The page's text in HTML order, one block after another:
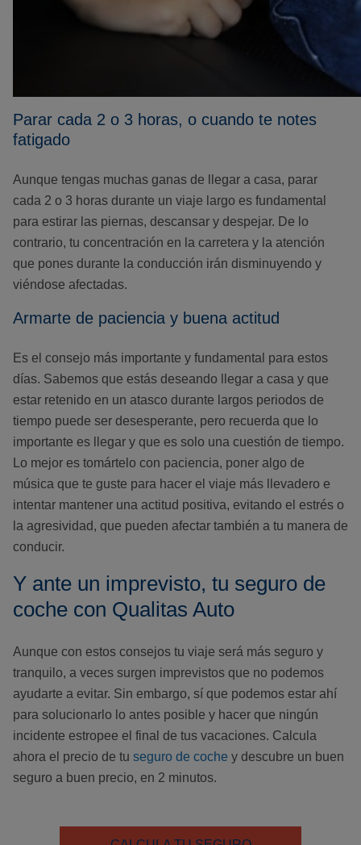
Parar cada 2 o 3 horas, o cuando te notes
fatigado
Aunque tengas muchas ganas de llegar a casa, parar
cada 2 o 3 horas durante un viaje largo es fundamental
para estirar las piernas, descansar y despejar. De lo
contrario, tu concentración en la carretera y la atención
que pones durante la conducción irán disminuyendo y
viéndose afectadas.
Armarte de paciencia y buena actitud
Es el consejo más importante y fundamental para estos
días. Sabemos que estás deseando llegar a casa y que
estar retenido en un atasco durante largos periodos de
tiempo puede ser desesperante, pero recuerda que lo
importante es llegar y que es solo una cuestión de tiempo.
Lo mejor es tomártelo con paciencia, poner algo de
música que te guste para hacer el viaje más llevadero e
intentar mantener una actitud positiva, evitando el estrés o
la agresividad, que pueden afectar también a tu manera de
conducir.
Y ante un imprevisto, tu seguro de
coche con Qualitas Auto
Aunque con estos consejos tu viaje será más seguro y
tranquilo, a veces surgen imprevistos que no podemos
ayudarte a evitar. Sin embargo, sí que podemos estar ahí
para solucionarlo lo antes posible y hacer que ningún
incidente estropee el final de tus vacaciones. Calcula
ahora el precio de tu seguro de coche y descubre un buen
seguro a buen precio, en 2 minutos.